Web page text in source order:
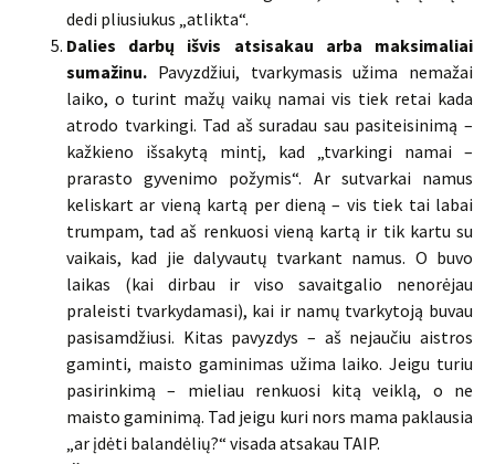
dedi pliusiukus „atlikta“.
Dalies darbų išvis atsisakau arba maksimaliai
sumažinu. Pavyzdžiui, tvarkymasis užima nemažai
laiko, o turint mažų vaikų namai vis tiek retai kada
atrodo tvarkingi. Tad aš suradau sau pasiteisinimą –
kažkieno išsakytą mintį, kad „tvarkingi namai –
prarasto gyvenimo požymis“. Ar sutvarkai namus
keliskart ar vieną kartą per dieną – vis tiek tai labai
trumpam, tad aš renkuosi vieną kartą ir tik kartu su
vaikais, kad jie dalyvautų tvarkant namus. O buvo
laikas (kai dirbau ir viso savaitgalio nenorėjau
praleisti tvarkydamasi), kai ir namų tvarkytoją buvau
pasisamdžiusi. Kitas pavyzdys – aš nejaučiu aistros
gaminti, maisto gaminimas užima laiko. Jeigu turiu
pasirinkimą – mieliau renkuosi kitą veiklą, o ne
maisto gaminimą. Tad jeigu kuri nors mama paklausia
„ar įdėti balandėlių?“ visada atsakau TAIP.